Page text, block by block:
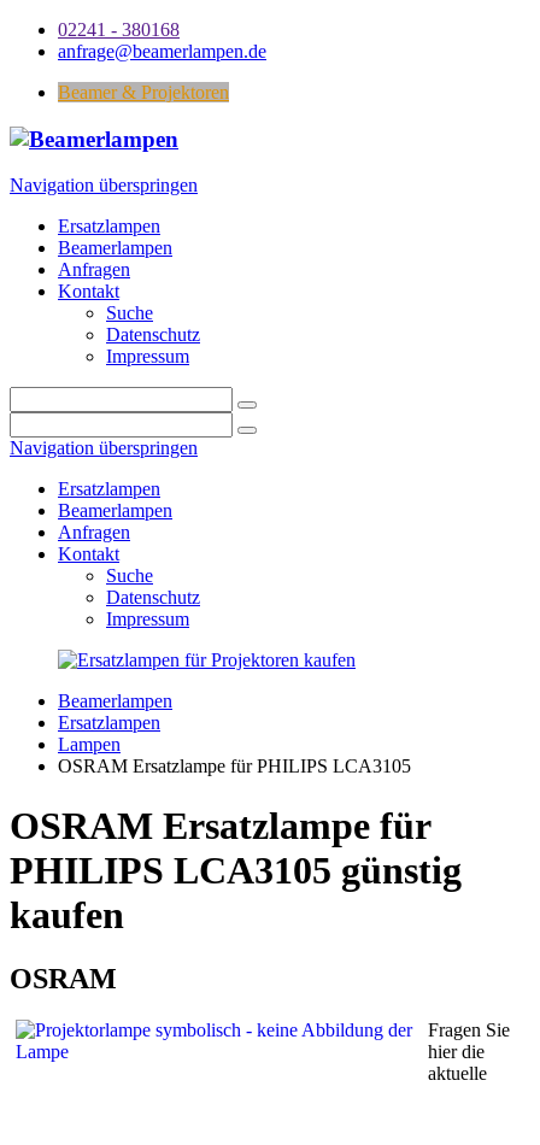
02241 - 380168
anfrage@beamerlampen.de
Beamer & Projektoren
Navigation überspringen
Ersatzlampen
Beamerlampen
Anfragen
Kontakt
Suche
Datenschutz
Impressum
Navigation überspringen
Ersatzlampen
Beamerlampen
Anfragen
Kontakt
Suche
Datenschutz
Impressum
Beamerlampen
Ersatzlampen
Lampen
OSRAM Ersatzlampe für PHILIPS LCA3105
OSRAM Ersatzlampe für
PHILIPS LCA3105 günstig
kaufen
OSRAM
Fragen Sie
hier die
aktuelle